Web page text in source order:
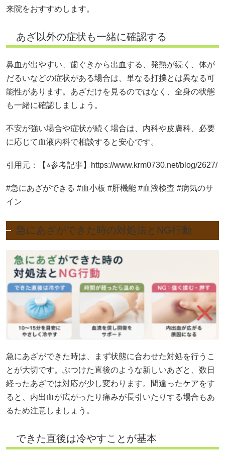
来院をおすすめします。
あざ以外の症状も一緒に確認する
鼻血が出やすい、歯ぐきから出血する、発熱が続く、体が
だるいなどの症状がある場合は、単なる打撲とは異なる可
能性があります。あざだけを見るのではなく、全身の状態
も一緒に確認しましょう。
不安が強い場合や症状が続く場合は、内科や皮膚科、必要
に応じて血液内科で相談すると安心です。
引用元：【⭐︎参考記事】https://www.krm0730.net/blog/2627/
#急にあざができる #血小板 #肝機能 #血液検査 #病気のサ
イン
急にあざができた時の対処法とNG行動
急にあざができた時は、まず状態に合わせた対処を行うこ
とが大切です。ぶつけた直後のような新しいあざと、数日
経ったあざでは対応が少し変わります。間違ったケアをす
ると、内出血が広がったり痛みが長引いたりする場合もあ
るため注意しましょう。
できた直後は冷やすことが基本